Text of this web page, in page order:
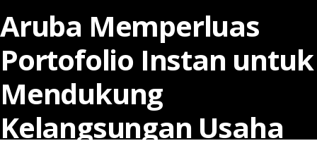
Aruba Memperluas
Portofolio Instan untuk
Mendukung
Kelangsungan Usaha